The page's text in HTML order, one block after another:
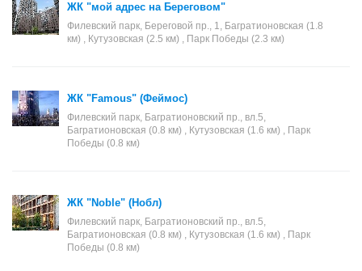
ЖК "мой адрес на Береговом"
Филевский парк, Береговой пр., 1, Багратионовская (1.8
км) , Кутузовская (2.5 км) , Парк Победы (2.3 км)
ЖК "Famous" (Феймос)
Филевский парк, Багратионовский пр., вл.5,
Багратионовская (0.8 км) , Кутузовская (1.6 км) , Парк
Победы (0.8 км)
ЖК "Noble" (Нобл)
Филевский парк, Багратионовский пр., вл.5,
Багратионовская (0.8 км) , Кутузовская (1.6 км) , Парк
Победы (0.8 км)